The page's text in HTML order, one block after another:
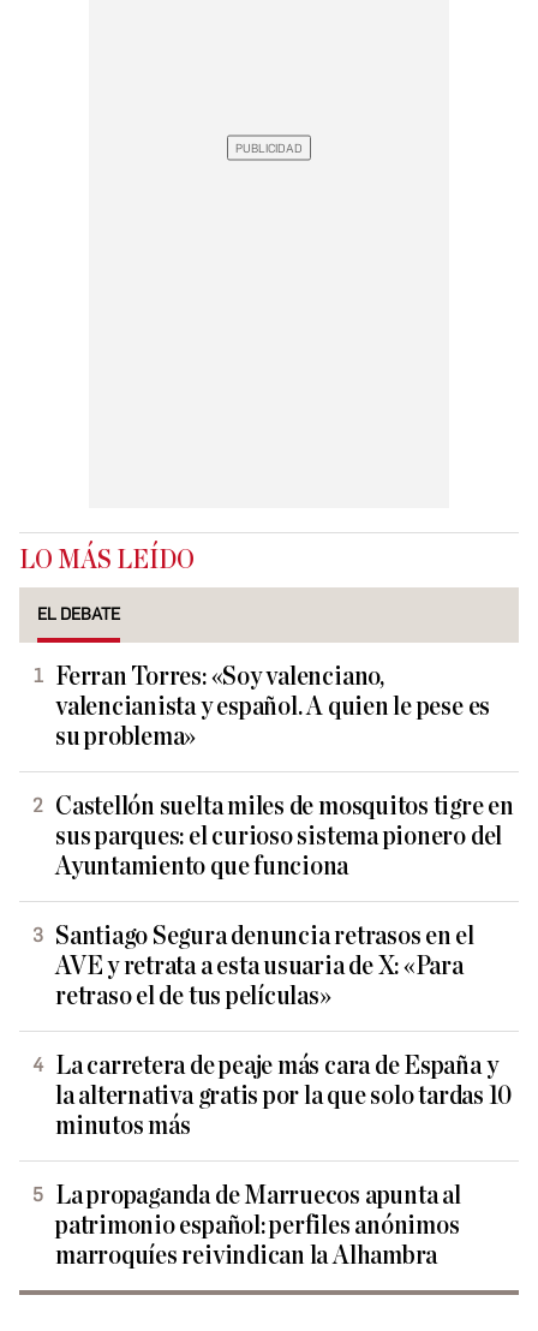
LO MÁS LEÍDO
EL DEBATE
Ferran Torres: «Soy valenciano,
valencianista y español. A quien le pese es
su problema»
Castellón suelta miles de mosquitos tigre en
sus parques: el curioso sistema pionero del
Ayuntamiento que funciona
Santiago Segura denuncia retrasos en el
AVE y retrata a esta usuaria de X: «Para
retraso el de tus películas»
La carretera de peaje más cara de España y
la alternativa gratis por la que solo tardas 10
minutos más
La propaganda de Marruecos apunta al
patrimonio español: perfiles anónimos
marroquíes reivindican la Alhambra